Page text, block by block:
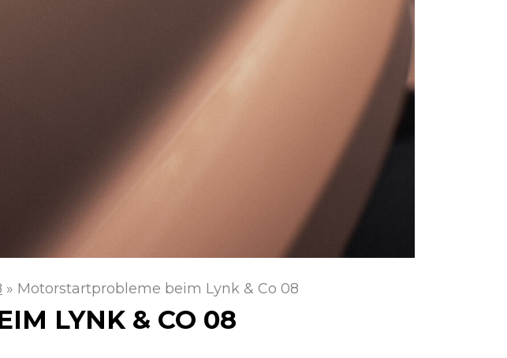
» Motorstartprobleme beim Lynk & Co 08
LYNK & CO 08